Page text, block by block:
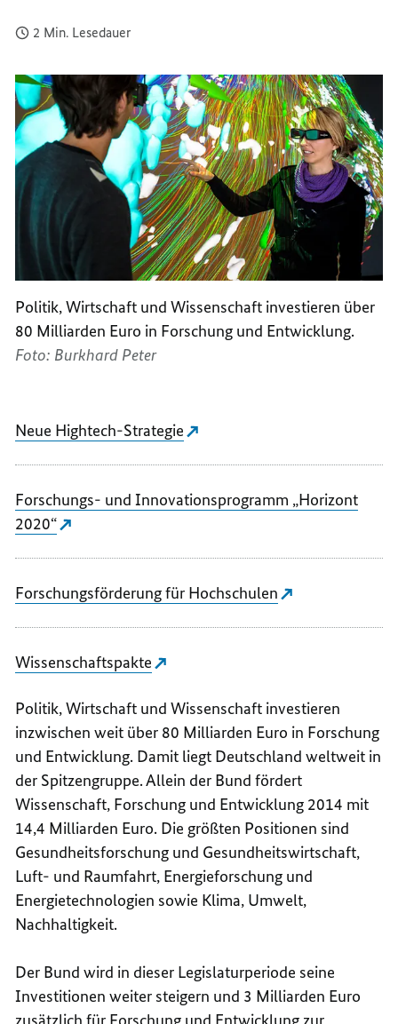
2 Min. Lesedauer
Politik, Wirtschaft und Wissenschaft investieren über
80 Milliarden Euro in Forschung und Entwicklung.
Foto: Burkhard Peter
Neue Hightech-Strategie
Forschungs- und Innovationsprogramm „Horizont
2020“
Forschungsförderung für Hochschulen
Wissenschaftspakte
Politik, Wirtschaft und Wissenschaft investieren
inzwischen weit über 80 Milliarden Euro in Forschung
und Entwicklung. Damit liegt Deutschland weltweit in
der Spitzengruppe. Allein der Bund fördert
Wissenschaft, Forschung und Entwicklung 2014 mit
14,4 Milliarden Euro. Die größten Positionen sind
Gesundheitsforschung und Gesundheitswirtschaft,
Luft- und Raumfahrt, Energieforschung und
Energietechnologien sowie Klima, Umwelt,
Nachhaltigkeit.
Der Bund wird in dieser Legislaturperiode seine
Investitionen weiter steigern und 3 Milliarden Euro